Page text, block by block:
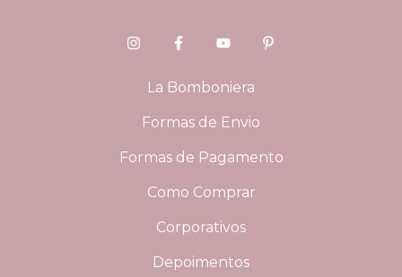
La Bomboniera
Formas de Envio
Formas de Pagamento
Como Comprar
Corporativos
Depoimentos